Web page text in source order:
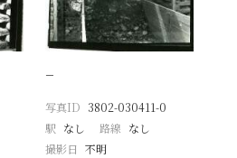
−
写真ID 3802-030411-0
駅 なし 路線 なし
撮影日 不明